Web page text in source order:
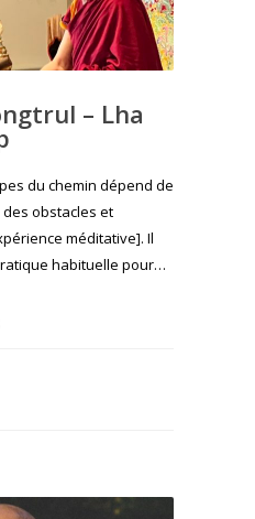
– Lha
du chemin dépend de
obstacles et
méditative]. Il
habituelle pour…